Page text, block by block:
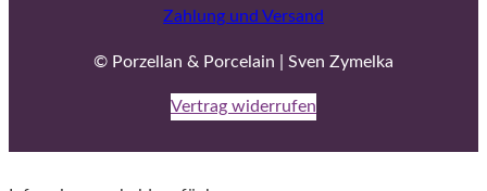
Zahlung und Versand
© Porzellan & Porcelain | Sven Zymelka
Vertrag widerrufen